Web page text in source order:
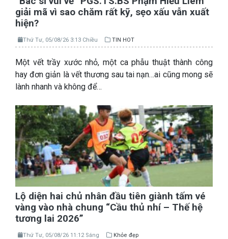
giải mã vì sao chăm rất kỹ, sẹo xấu vẫn xuất
hiện?
Thứ Tư, 05/08/26 3:13 Chiều TIN HOT
Một vết trầy xước nhỏ, một ca phẫu thuật thành công
hay đơn giản là vết thương sau tai nạn…ai cũng mong sẽ
lành nhanh và không để…
Lộ diện hai chủ nhân đầu tiên giành tấm vé
vàng vào nhà chung “Cầu thủ nhí – Thế hệ
tương lai 2026”
Thứ Tư, 05/08/26 11:12 Sáng Khỏe đẹp